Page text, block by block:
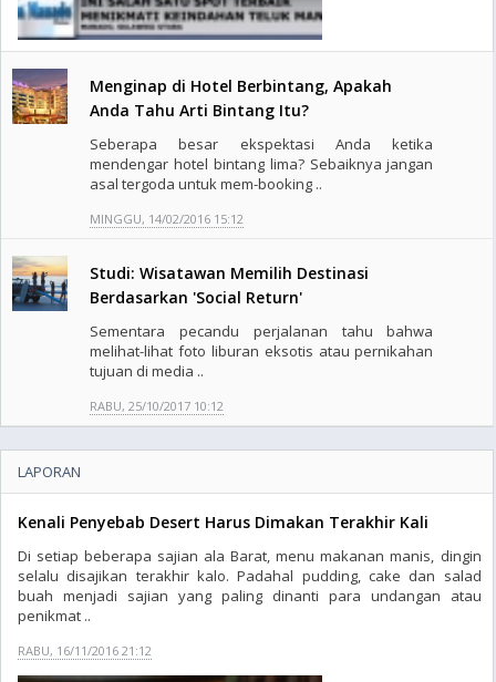
Menginap di Hotel Berbintang, Apakah
Anda Tahu Arti Bintang Itu?
Seberapa besar ekspektasi Anda ketika
mendengar hotel bintang lima? Sebaiknya jangan
asal tergoda untuk mem-booking ..
MINGGU, 14/02/2016 15:12
Studi: Wisatawan Memilih Destinasi
Berdasarkan 'Social Return'
Sementara pecandu perjalanan tahu bahwa
melihat-lihat foto liburan eksotis atau pernikahan
tujuan di media ..
RABU, 25/10/2017 10:12
LAPORAN
Kenali Penyebab Desert Harus Dimakan Terakhir Kali
Di setiap beberapa sajian ala Barat, menu makanan manis, dingin
selalu disajikan terakhir kalo. Padahal pudding, cake dan salad
buah menjadi sajian yang paling dinanti para undangan atau
penikmat ..
RABU, 16/11/2016 21:12